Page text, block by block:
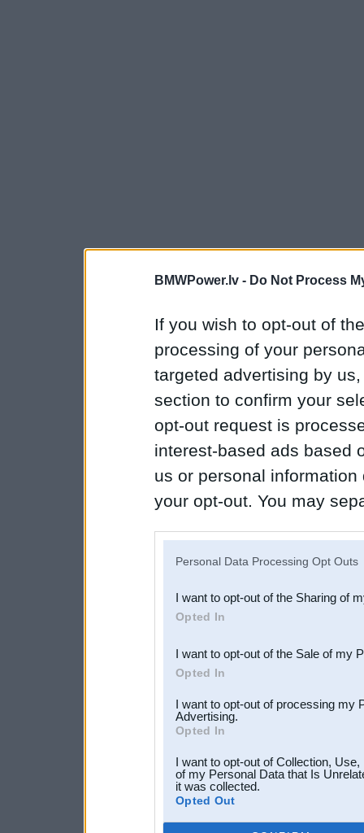
BMWPower.lv - Do Not Process
If you wish to opt-out of
processing of your
targeted advertising by
section to confirm your
opt-out request is
interest-based ads based
us or personal
your opt-out. You may
Downstream Participants
third parties.
Personal Data Processing Opt Outs
I want to opt-out of the Sharing of
Opted In
I want to opt-out of the Sale of my
Opted In
I want to opt-out of processing my
Advertising.
Opted In
I want to opt-out of Collection,
of my Personal Data that Is
it was collected.
Opted Out